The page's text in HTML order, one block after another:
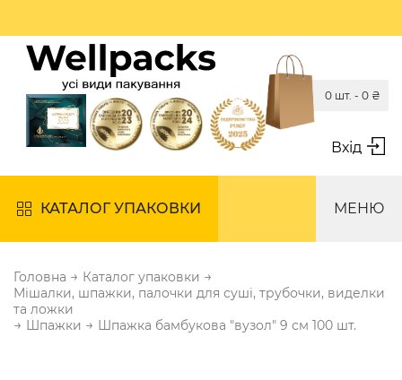
Вхід
0 шт. - 0 ₴
КАТАЛОГ УПАКОВКИ МЕНЮ
Головна → Каталог упаковки →
Мішалки, шпажки, палочки для суші, трубочки, виделки
та ложки
→ Шпажки → Шпажка бамбукова "вузол" 9 см 100 шт.